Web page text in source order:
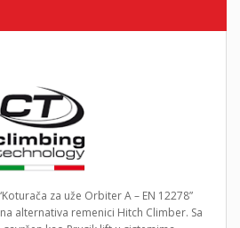
za uže Orbiter A – EN 12278”
alternativa remenici Hitch Climber. Sa